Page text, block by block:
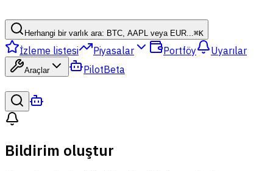
Herhangi bir varlık ara: BTC, AAPL veya EUR...⌘K
İzleme listesi Piyasalar Portföy Uyarılar
Araçlar PilotBeta
Bildirim oluştur